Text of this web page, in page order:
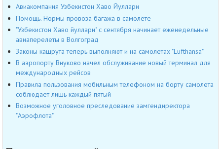
Авиакомпания Узбекистон Хаво Йуллари
Помощь. Нормы провоза багажа в самолёте
"Узбекистон Хаво йуллари" с сентября начинает еженедельные
авиаперелеты в Волгоград
Законы кашрута теперь выполняют и на самолетах "Lufthansa"
В аэропорту Внуково начел обслуживание новый терминал для
международных рейсов
Правила пользования мобильным телефоном на борту самолета
соблюдает лишь каждый пятый
Возможное уголовное преследование замгендиректора
"Аэрофлота"